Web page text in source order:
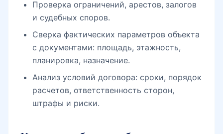
планировка, назначение.
Анализ условий договора: сроки, порядок
расчетов, ответственность сторон,
штрафы и риски.
Как мы подбираем объекты под
задачу клиента